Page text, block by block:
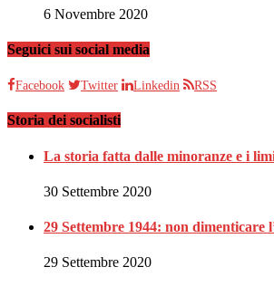
6 Novembre 2020
Seguici sui social media
Facebook Twitter Linkedin RSS
Storia dei socialisti
La storia fatta dalle minoranze e i
30 Settembre 2020
29 Settembre 1944: non dimenticare
29 Settembre 2020